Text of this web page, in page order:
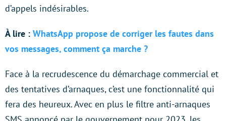
d’appels indésirables.
À lire : WhatsApp propose de corriger les fautes dans
vos messages, comment ça marche ?
Face à la recrudescence du démarchage commercial et
des tentatives d’arnaques, c’est une fonctionnalité qui
fera des heureux. Avec en plus le filtre anti-arnaques